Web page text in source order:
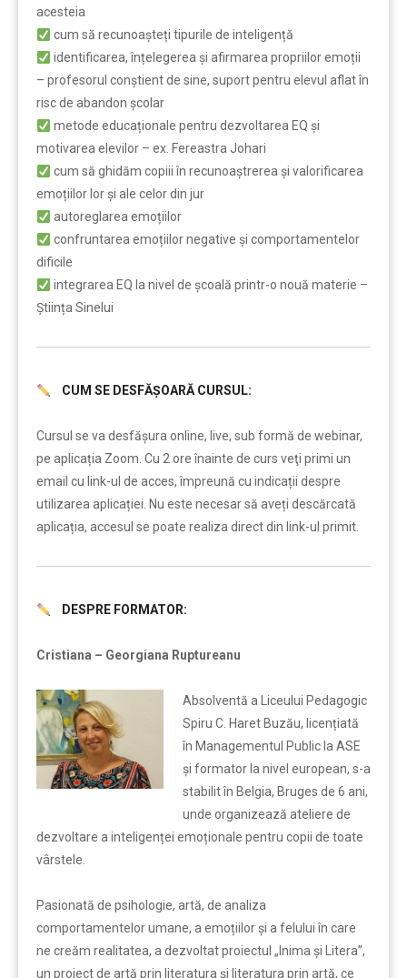
acesteia
cum să recunoașteți tipurile de inteligență
identificarea, înțelegerea și afirmarea propriilor emoții
– profesorul conștient de sine, suport pentru elevul aflat în
risc de abandon școlar
metode educaționale pentru dezvoltarea EQ și
motivarea elevilor – ex. Fereastra Johari
cum să ghidăm copiii în recunoaștrerea și valorificarea
emoțiilor lor și ale celor din jur
autoreglarea emoțiilor
confruntarea emoțiilor negative și comportamentelor
dificile
integrarea EQ la nivel de școală printr-o nouă materie –
Știința Sinelui
CUM SE DESFĂȘOARĂ CURSUL:
Cursul se va desfășura online, live, sub formă de webinar,
pe aplicația Zoom. Cu 2 ore înainte de curs veţi primi un
email cu link-ul de acces, împreună cu indicații despre
utilizarea aplicației. Nu este necesar să aveți descărcată
aplicația, accesul se poate realiza direct din link-ul primit.
DESPRE FORMATOR:
Cristiana – Georgiana Ruptureanu
Absolventă a Liceului Pedagogic
Spiru C. Haret Buzău, licențiată
în Managementul Public la ASE
și formator la nivel european, s-a
stabilit în Belgia, Bruges de 6 ani,
unde organizează ateliere de
dezvoltare a inteligenței emoționale pentru copii de toate
vârstele.
Pasionată de psihologie, artă, de analiza
comportamentelor umane, a emoțiilor și a felului în care
ne creăm realitatea, a dezvoltat proiectul „Inima și Litera”,
un proiect de artă prin literatura și literatura prin artă, ce